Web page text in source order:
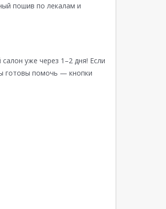
пошив по лекалам и
уже через 1–2 дня! Если
готовы помочь — кнопки